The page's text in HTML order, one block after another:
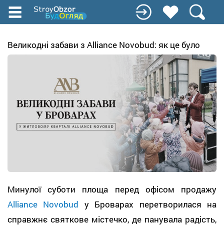
Перейти
до
вмісту
Великодні забави з Alliance Novobud: як це було
Минулої суботи площа перед офісом продажу
Alliance Novobud у Броварах перетворилася на
справжнє святкове містечко, де панувала радість,